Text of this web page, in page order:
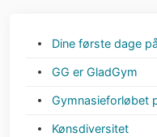
Dine første dage
GG er GladGym
Gymnasieforløbet
Kønsdiversitet